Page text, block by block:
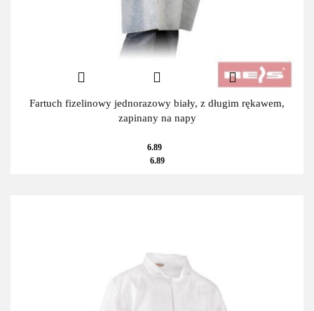
Fartuch fizelinowy jednorazowy biały, z długim rękawem,
zapinany na napy
6.89
6.89